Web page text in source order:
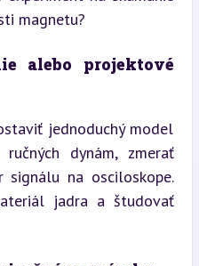
magnetu?
alebo projektové
jednoduchý model
dynám, zmerať
na osciloskope.
jadra a študovať